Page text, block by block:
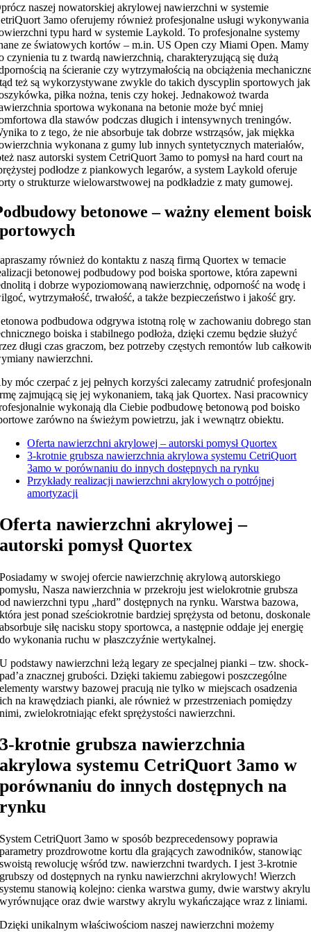
naszej nowatorskiej akrylowej nawierzchni w systemie
3amo oferujemy również profesjonalne usługi wykonywania
typu hard w systemie Laykold. To profesjonalne systemy
ze światowych kortów – m.in. US Open czy Miami Open. Mamy
czynienia tu z twardą nawierzchnią, charakteryzującą się dużą
na ścieranie czy wytrzymałością na obciążenia
też są wykorzystywane zwykle do takich dyscyplin sportowych jak
piłka nożna, tenis czy hokej. Jednakowoż twarda
sportowa wykonana na betonie może być mniej
dla stawów podczas długich i intensywnych treningów.
to z tego, że nie absorbuje tak dobrze wstrząsów, jak miękka
wykonana z gumy lub innych syntetycznych materiałów,
nasz autorski system CetriQuort 3amo to pomysł na hard court na
podłodze z piankowych legarów, a system Laykold oferuje
o strukturze wielowarstwowej na podkładzie z maty gumowej.
betonowe – ważny element
również do kontaktu z naszą firmą Quortex w temacie
betonowej podbudowy pod boiska sportowe, która zapewni
i dobrze wypoziomowaną nawierzchnię, odporność na wodę i
wytrzymałość, trwałość, a także bezpieczeństwo i jakość gry.
podbudowa odgrywa istotną rolę w zachowaniu dobrego
boiska i stabilnego podłoża, dzięki czemu będzie służyć
długi czas graczom, bez potrzeby częstych remontów lub
nawierzchni.
móc czerpać z jej pełnych korzyści zalecamy zatrudnić
zajmującą się jej wykonaniem, taką jak Quortex. Nasi pracownicy
wykonają dla Ciebie podbudowę betonową pod boisko
zarówno na świeżym powietrzu, jak i wewnątrz obiektu.
Oferta nawierzchni akrylowej – autorski pomysł Quortex
3-krotnie grubsza nawierzchnia akrylowa systemu CetriQuort
3amo w porównaniu do innych dostępnych na rynku
Przykłady realizacji nawierzchni akrylowych o potrójnej
amortyzacji
Oferta nawierzchni akrylowej –
autorski pomysł Quortex
Posiadamy w swojej ofercie nawierzchnię akrylową autorskiego
pomysłu, Nasza nawierzchnia w przekroju jest wielokrotnie grubsza
od nawierzchni typu „hard” dostępnych na rynku. Warstwa bazowa,
która jest ponad sześciokrotnie bardziej sprężysta od betonu, doskonale
absorbuje siłę nacisku stopy sportowca, a następnie oddaje jej energię
do wykonania ruchu w płaszczyźnie wertykalnej.
U podstawy nawierzchni leżą legary ze specjalnej pianki – tzw. shock-
pad’a znacznej grubości. Dzięki takiemu zabiegowi poszczególne
elementy warstwy bazowej pracują nie tylko w miejscach osadzenia
ich na krawędziach pianki, ale również w przestrzeniach pomiędzy
nimi, zwielokrotniając efekt sprężystości nawierzchni.
3-krotnie grubsza nawierzchnia
akrylowa systemu CetriQuort 3amo w
porównaniu do innych dostępnych na
rynku
System CetriQuort 3amo w sposób bezprecedensowy poprawia
parametry prozdrowotne kortu dla grających zawodników, stanowiąc
swoistą rewolucję wśród tzw. nawierzchni twardych. I jest 3-krotnie
grubszy od dostępnych na rynku nawierzchni akrylowych! Wierzch
systemu stanowią kolejno: cienka warstwa gumy, dwie warstwy akrylu
wyrównujące oraz dwie warstwy akrylu wykańczające wraz z liniami.
Dzięki unikalnym właściwościom naszej nawierzchni możemy